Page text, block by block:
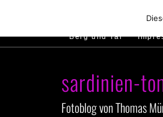
Berg und Tal
sardinien-
Fotoblog von Thomas